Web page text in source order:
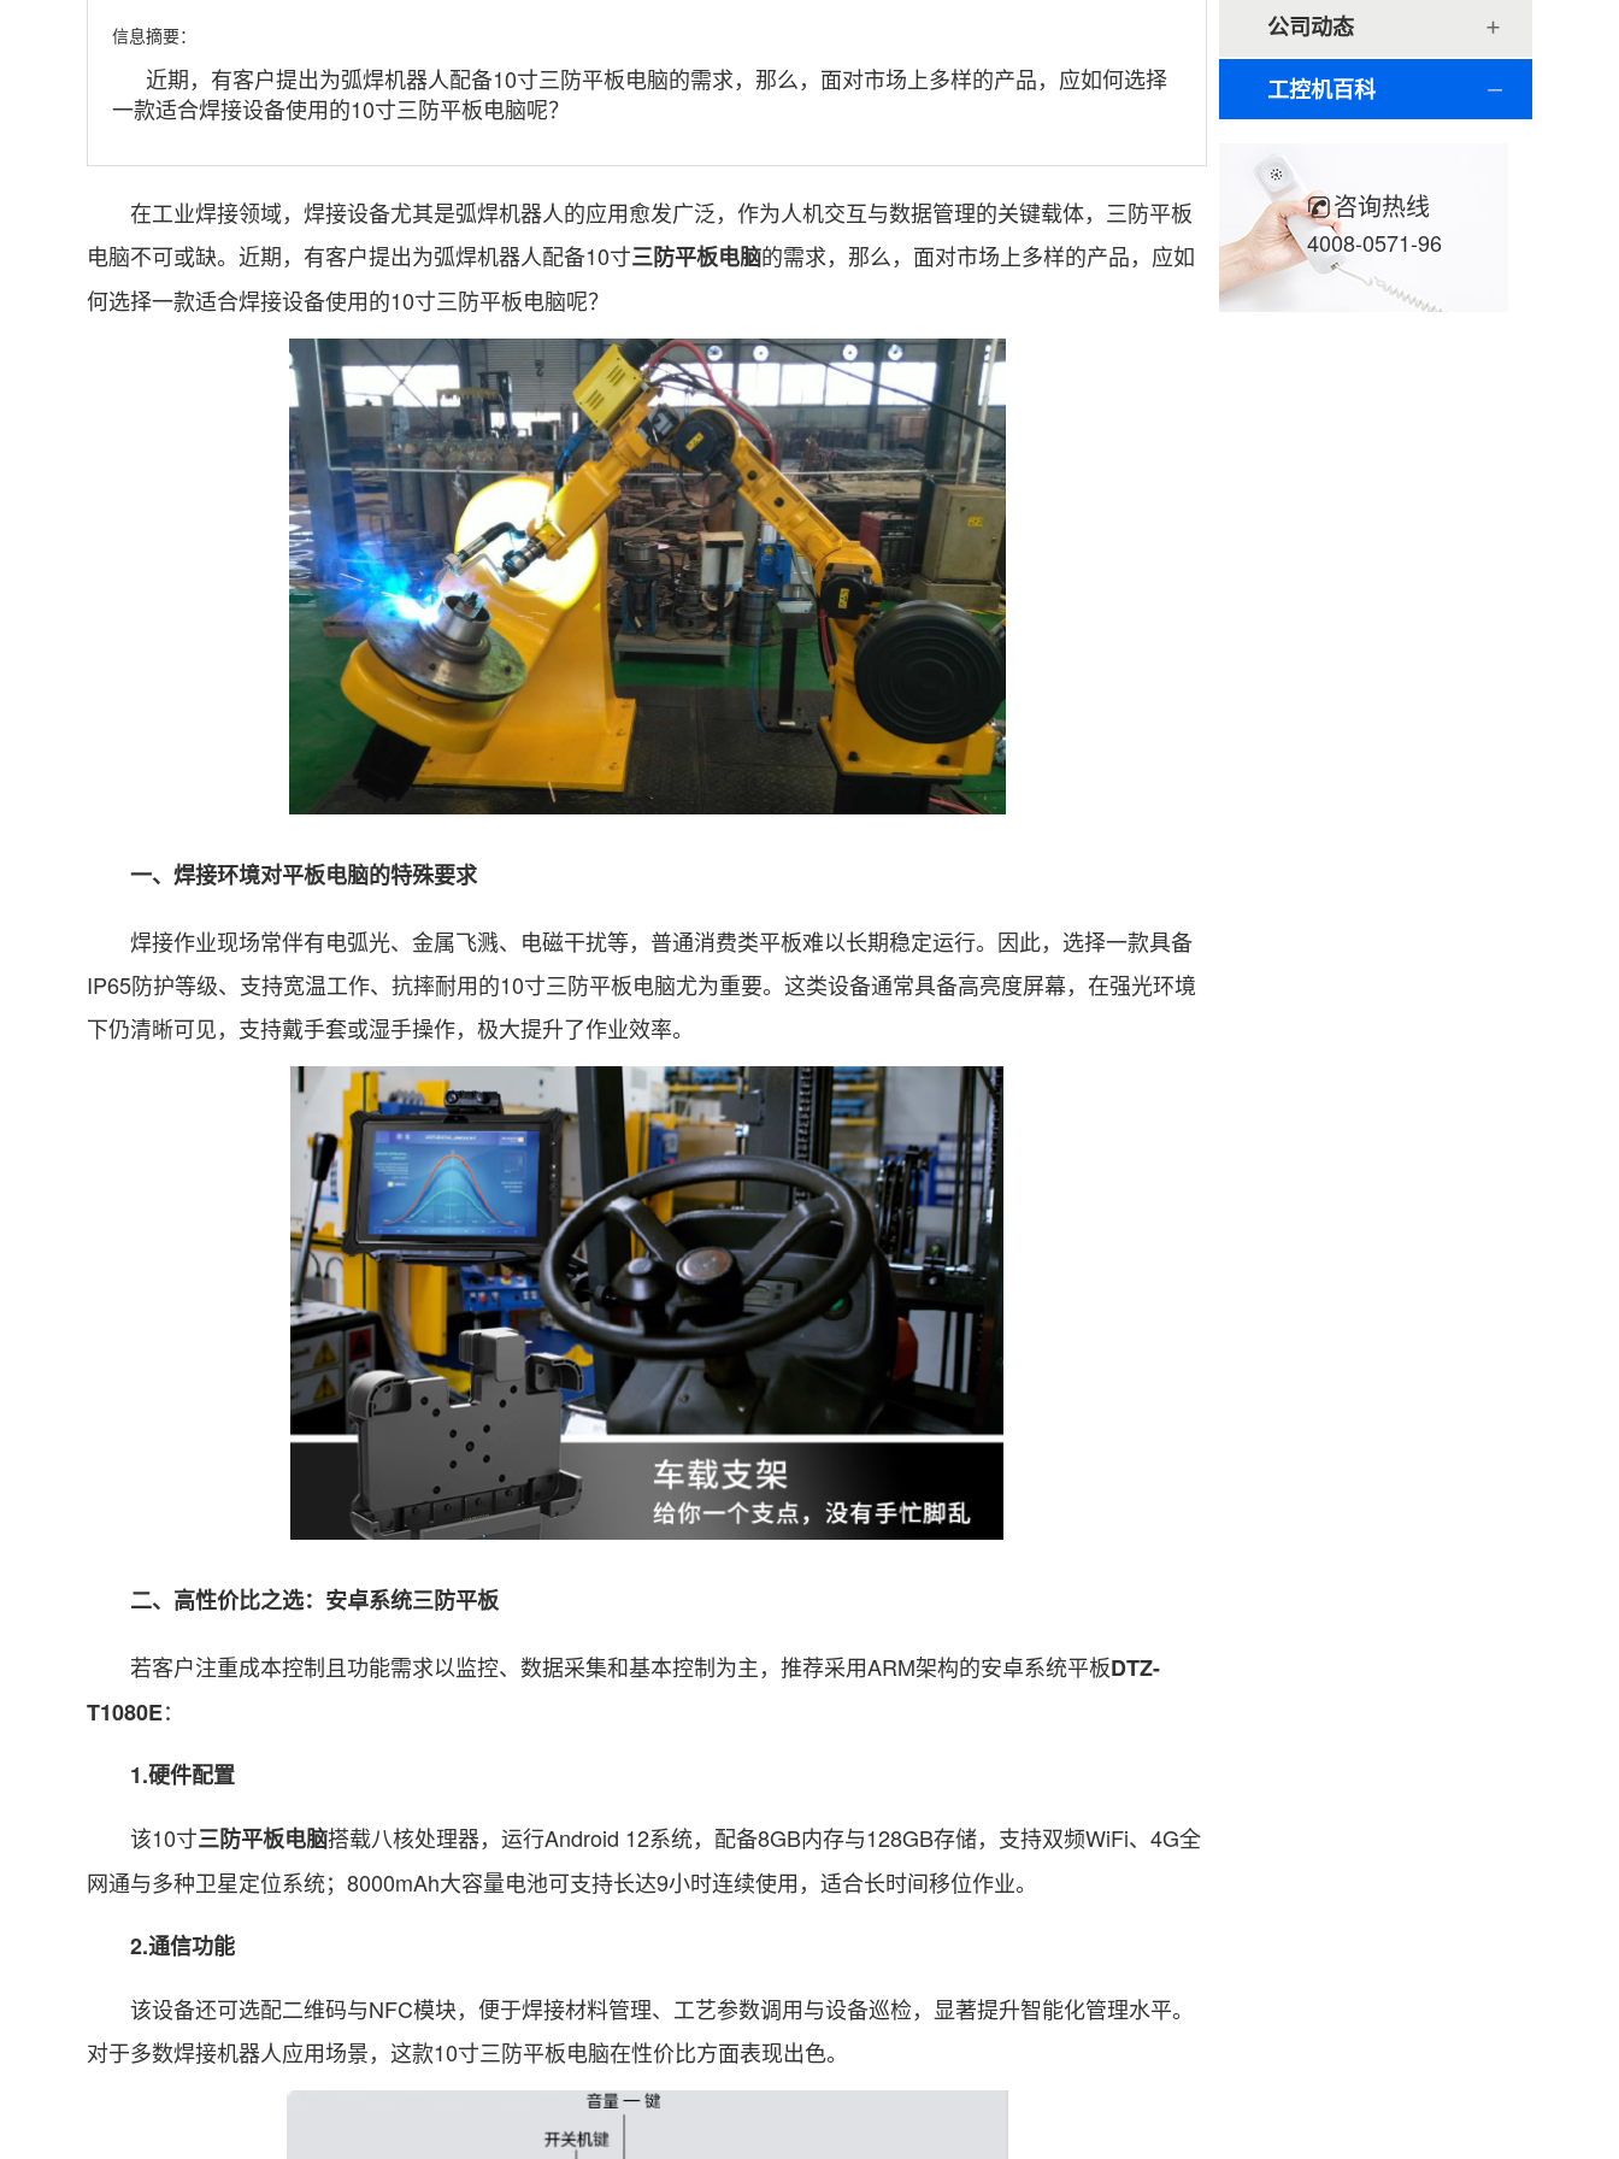
公司动态
工控机百科
咨询热线
4008-0571-96
信息摘要：
近期，有客户提出为弧焊机器人配备10寸三防平板电脑的需求，那么，面对市场上多样的产品，应如何选择
一款适合焊接设备使用的10寸三防平板电脑呢？
在工业焊接领域，焊接设备尤其是弧焊机器人的应用愈发广泛，作为人机交互与数据管理的关键载体，三防平板
电脑不可或缺。近期，有客户提出为弧焊机器人配备10寸三防平板电脑的需求，那么，面对市场上多样的产品，应如
何选择一款适合焊接设备使用的10寸三防平板电脑呢？
一、焊接环境对平板电脑的特殊要求
焊接作业现场常伴有电弧光、金属飞溅、电磁干扰等，普通消费类平板难以长期稳定运行。因此，选择一款具备
IP65防护等级、支持宽温工作、抗摔耐用的10寸三防平板电脑尤为重要。这类设备通常具备高亮度屏幕，在强光环境
下仍清晰可见，支持戴手套或湿手操作，极大提升了作业效率。
二、高性价比之选：安卓系统三防平板
若客户注重成本控制且功能需求以监控、数据采集和基本控制为主，推荐采用ARM架构的安卓系统平板DTZ-
T1080E：
1.硬件配置
该10寸三防平板电脑搭载八核处理器，运行Android 12系统，配备8GB内存与128GB存储，支持双频WiFi、4G全
网通与多种卫星定位系统；8000mAh大容量电池可支持长达9小时连续使用，适合长时间移位作业。
2.通信功能
该设备还可选配二维码与NFC模块，便于焊接材料管理、工艺参数调用与设备巡检，显著提升智能化管理水平。
对于多数焊接机器人应用场景，这款10寸三防平板电脑在性价比方面表现出色。